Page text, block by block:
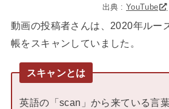
出典 :YouTube
動画の投稿者さんは、2020年ルー
帳をスキャンしていました。
スキャンとは
英語の「scan」から来ている言